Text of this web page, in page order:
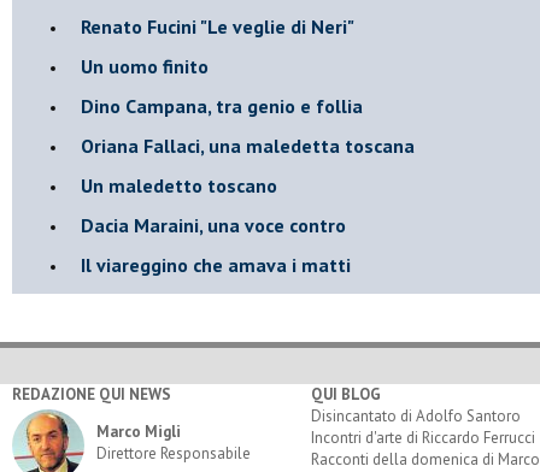
Renato Fucini "Le veglie di Neri"
Un uomo finito
​Dino Campana, tra genio e follia
​Oriana Fallaci, una maledetta toscana
​Un maledetto toscano
​Dacia Maraini, una voce contro
​Il viareggino che amava i matti
REDAZIONE QUI NEWS
Marco Migli
Direttore Responsabile
QUI BLOG
Disincantato di Adolfo Santoro
Incontri d'arte di Riccardo Ferrucci
Racconti della domenica di